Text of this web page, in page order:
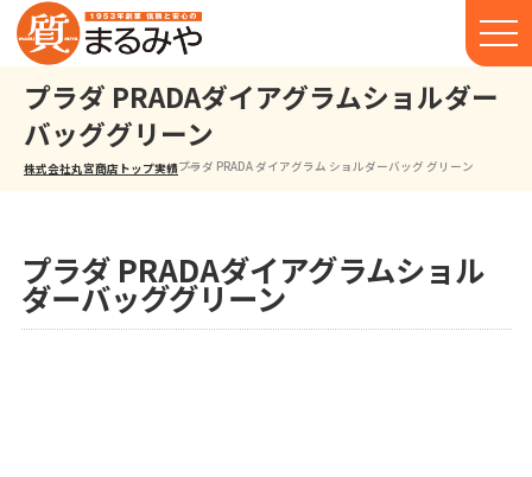
プラダ PRADAダイアグラムショルダー
バッググリーン
株式会社丸宮商店トップ⁩実績プラダ PRADA ダイアグラム ショルダーバッグ グリーン
プラダ PRADAダイアグラムショル
ダーバッググリーン